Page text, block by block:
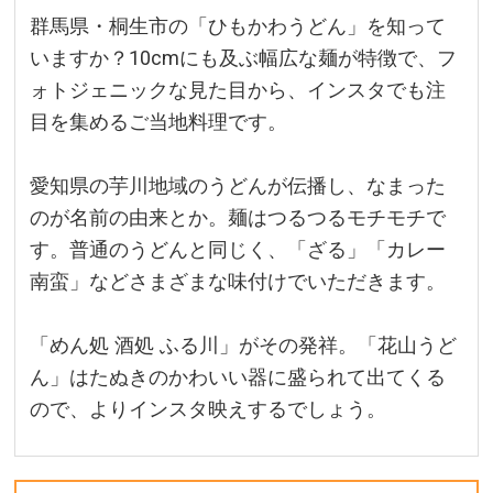
群馬県・桐生市の「ひもかわうどん」を知って
いますか？10cmにも及ぶ幅広な麺が特徴で、フ
ォトジェニックな見た目から、インスタでも注
目を集めるご当地料理です。
愛知県の芋川地域のうどんが伝播し、なまった
のが名前の由来とか。麺はつるつるモチモチで
す。普通のうどんと同じく、「ざる」「カレー
南蛮」などさまざまな味付けでいただきます。
「めん処 酒処 ふる川」がその発祥。「花山うど
ん」はたぬきのかわいい器に盛られて出てくる
ので、よりインスタ映えするでしょう。